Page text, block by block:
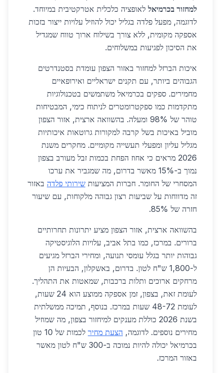
למחזור בכרמיאל לאופציה כלכלית אטרקטיבית במיוחד.
לדוגמה, מפעל פלדה בגליל יכול להוזיל עלויות ייצור בזכות
אספקה מקומית, ללא צורך בשילוח ארוך טווח שמגדיל
את הסיכון לפגיעות במשלוחים.
איכות הברזל למחזור באזור הצפון עומדת בסטנדרטים
הגבוהים ביותר, עם תקנים ישראליים ואירופאיים
מחמירים. ספקים בכרמיאל משתמשים בטכנולוגיות
מתקדמות כמו ספקטרומטרים לניתוח כימי, המבטיחות
טוהר של 98% ומעלה. בהשוואה ארצית, אזור הצפון
מוביל באיכות בשל קרבה למקורות גרוטאות איכותיות
מגליל עליון ומפעלי תעשייה מקומיים. מחקרים משנת
2026 מראים כי אחוז הפחת בכמות זבל מעורב בצפון
נמוך ב-15% מאשר בדרום, מה שמגביר את ערכו
המסחרי של החומר. חברות המציעות שירותי פלדה באזור
זה מדווחות על שביעות רצון גבוהה מלקוחות, עם שיעור
חזרה של 85%.
בהשוואה ארצית, אזור הצפון מציע יתרונות תחרותיים
ברורים. במרכז, כמו בתל אביב, עלויות הלוגיסטיקה
גבוהות יותר בגלל עומסי תנועה, ומחירי הברזל מגיעים
ל-1,800 ש"ח לטון. בדרום, באשקלון, הבעיות הן
מרחקים ארוכים ותלות ברכבות, שמאטות את התהליך.
לעומת זאת, בצפון, זמן אספקה ממוצע הוא 24 שעות,
לעומת 48-72 שעות במרכז. בנוסף, תמיכה ממשלתית
בשנת 2026 כוללת מענקים למיחזור בצפון, מה שמוזיל
מחירים נוספים. לדוגמה, הצעת מחיר
לכמות של 10 טון
בכרמיאל יכולה להיות נמוכה ב-300 ש"ח לטון מאשר
באזור המרכז.